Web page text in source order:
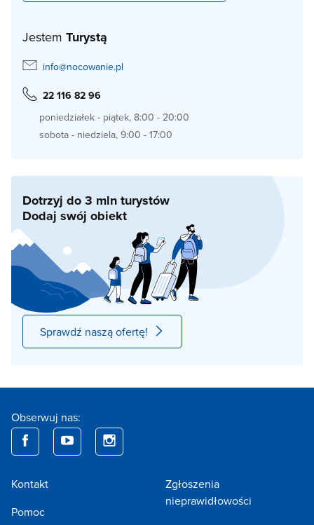
Jestem Turystą
info@nocowanie.pl
22 116 82 96
poniedziałek - piątek, 8:00 - 20:00
sobota - niedziela, 9:00 - 17:00
Dotrzyj do 3 mln turystów
Dodaj swój obiekt
Sprawdź naszą ofertę!
Obserwuj nas:
Kontakt
Pomoc
Zgłoszenia
nieprawidłowości